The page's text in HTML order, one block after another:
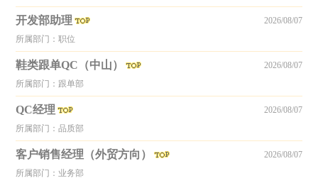
开发部助理
所属部门：职位
2026/08/07
鞋类跟单QC（中山）
所属部门：跟单部
2026/08/07
QC经理
所属部门：品质部
2026/08/07
客户销售经理（外贸方向）
所属部门：业务部
2026/08/07